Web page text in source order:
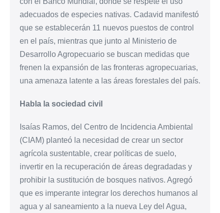
adecuados de especies nativas. Cadavid manifestó
que se establecerán 11 nuevos puestos de control
en el país, mientras que junto al Ministerio de
Desarrollo Agropecuario se buscan medidas que
frenen la expansión de las fronteras agropecuarias,
una amenaza latente a las áreas forestales del país.
Habla la sociedad civil
Isaías Ramos, del Centro de Incidencia Ambiental
(CIAM) planteó la necesidad de crear un sector
agrícola sustentable, crear políticas de suelo,
invertir en la recuperación de áreas degradadas y
prohibir la sustitución de bosques nativos. Agregó
que es imperante integrar los derechos humanos al
agua y al saneamiento a la nueva Ley del Agua,